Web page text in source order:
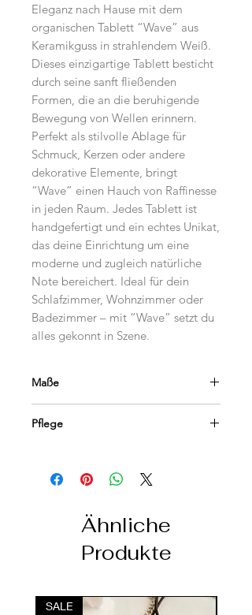
Eleganz nach Hause mit dem
organischen Tablett “Wave” aus
Keramikguss in strahlendem Weiß.
Dieses einzigartige Tablett besticht
durch seine sanft fließenden
Formen, die an die beruhigende
Bewegung von Wellen erinnern.
Perfekt als stilvolle Ablage für
Schmuck, Kerzen oder andere
dekorative Elemente, bringt
“Wave” einen Hauch von Raffinesse
in jeden Raum. Jedes Tablett ist
handgefertigt und ein echtes Unikat,
das deine Einrichtung um eine
moderne und zugleich natürliche
Note bereichert. Ideal für dein
Schlafzimmer, Wohnzimmer oder
Badezimmer – mit “Wave” setzt du
alles gekonnt in Szene.
Maße
Pflege
einem feuchten Tuch abgewaschen
werden. Nicht permanenter
Versiegelung kann zum Beispiel mit
Bienenwachs oder Kokosöl
aufgefrischt werden.
Ähnliche
Produkte
SALE